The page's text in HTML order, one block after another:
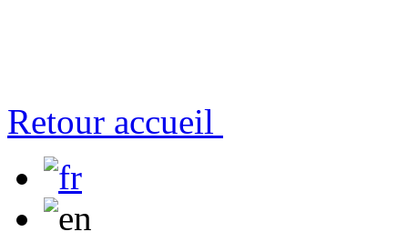
Retour accueil